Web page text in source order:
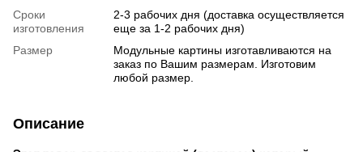
Сроки
изготовления
2-3 рабочих дня (доставка осуществляется
еще за 1-2 рабочих дня)
Размер
Модульные картины изготавливаются на
заказ по Вашим размерам. Изготовим
любой размер.
Описание